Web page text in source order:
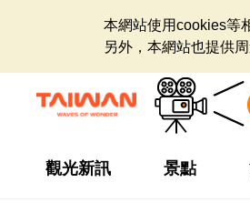
本網站使用cookies等
另外，本網站也提供
觀光新訊 景點